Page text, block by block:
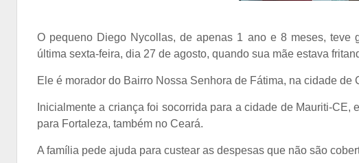
O pequeno Diego Nycollas, de apenas 1 ano e 8 meses, teve
última sexta-feira, dia 27 de agosto, quando sua mãe estava
Ele é morador do Bairro Nossa Senhora de Fátima, na cidade de
Inicialmente a criança foi socorrida para a cidade de Mauriti-
para Fortaleza, também no Ceará.
A família pede ajuda para custear as despesas que não são